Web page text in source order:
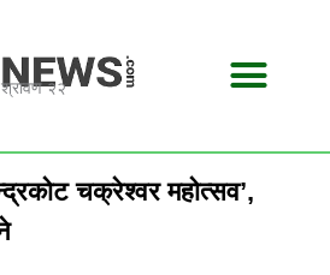
२२
चक्रेश्वर महोत्सव’,